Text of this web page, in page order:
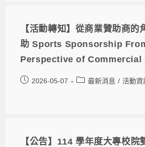
【活動轉知】從商業贊助商的
助 Sports Sponsorship
Perspective of Commercial
2026-05-07 最新消息 / 活動資
【公告】114 學年度大專校院